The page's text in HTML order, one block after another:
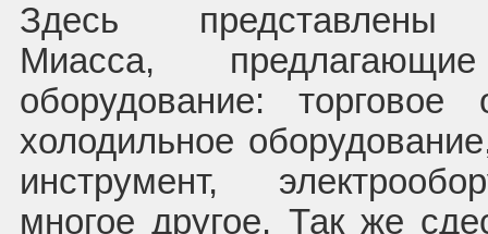
Здесь представлены
Миасса,
оборудование: торговое
холодильное
инструмент,
многое другое. Так же